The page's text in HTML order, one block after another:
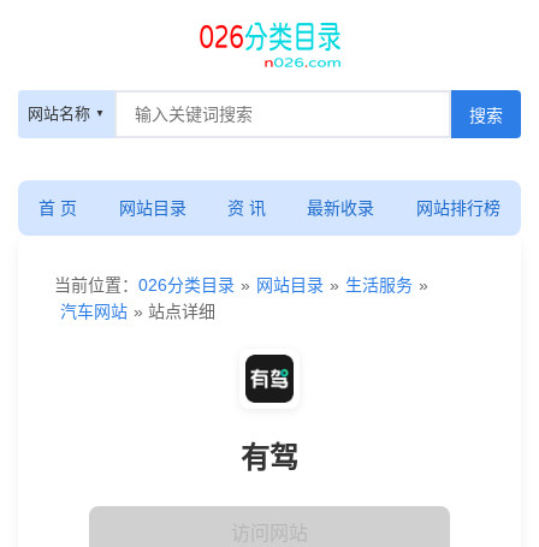
网站名称
首 页 网站目录 资 讯 最新收录 网站排行榜
当前位置： 026分类目录 » 网站目录 » 生活服务 »
汽车网站 » 站点详细
有驾
访问网站